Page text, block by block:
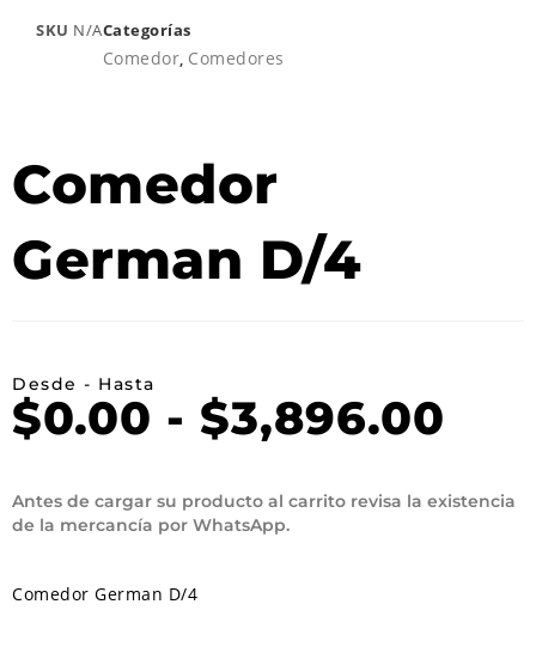
SKU N/ACategorías
Comedor, Comedores
Comedor
German D/4
Desde - Hasta
$0.00 - $3,896.00
Antes de cargar su producto al carrito revisa la existencia
de la mercancía por WhatsApp.
Comedor German D/4